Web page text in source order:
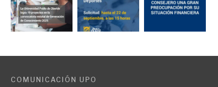
COMUNICACIÓN UPO